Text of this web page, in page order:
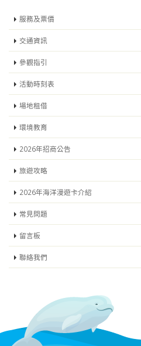
服務及票價
交通資訊
參觀指引
活動時刻表
場地租借
環境教育
2026年招商公告
旅遊攻略
2026年海洋漫遊卡介紹
常見問題
留言板
聯絡我們